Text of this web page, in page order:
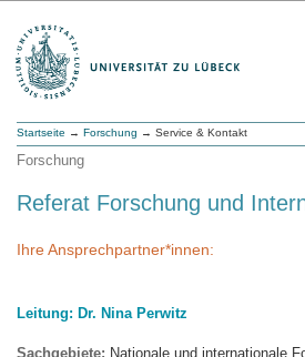
Startseite → Forschung → Service & Kontakt
Forschung
Referat Forschung und
Ihre Ansprechpartner*innen:
Leitung: Dr. Nina Perwitz
Sachgebiete: Nationale und internationale